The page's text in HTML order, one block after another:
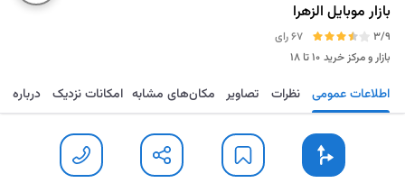
بازار موبایل الزهرا
3/9
67 رای
بازار و مرکز خرید ۱۰ تا ۱۸
مسیریابی ذخیره ارسال تماس اطلاعات عمومی نظرات تصاویر مکان‌های مشابه امکانات نزدیک درباره